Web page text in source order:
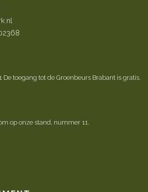
De toegang tot de Groenbeurs Brabant is gratis.
op onze stand, nummer 11.